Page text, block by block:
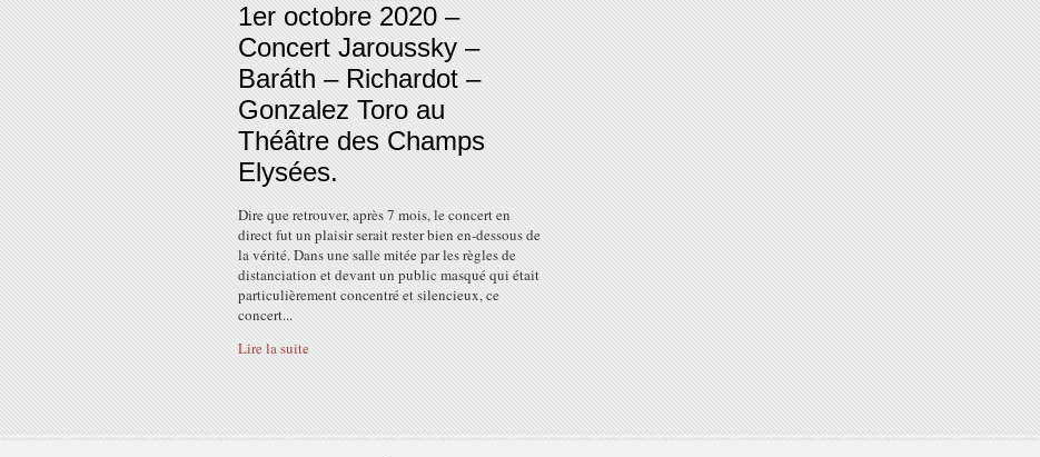
1er octobre 2020 –
Concert Jaroussky –
Baráth – Richardot –
Gonzalez Toro au
Théâtre des Champs
Elysées.
Dire que retrouver, après 7 mois, le concert en
direct fut un plaisir serait rester bien en-dessous de
la vérité. Dans une salle mitée par les règles de
distanciation et devant un public masqué qui était
particulièrement concentré et silencieux, ce
concert...
Lire la suite